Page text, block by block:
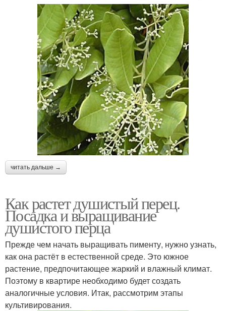
читать дальше →
Как растет душистый перец.
Посадка и выращивание
душистого перца
Прежде чем начать выращивать пименту, нужно узнать,
как она растёт в естественной среде. Это южное
растение, предпочитающее жаркий и влажный климат.
Поэтому в квартире необходимо будет создать
аналогичные условия. Итак, рассмотрим этапы
культивирования.